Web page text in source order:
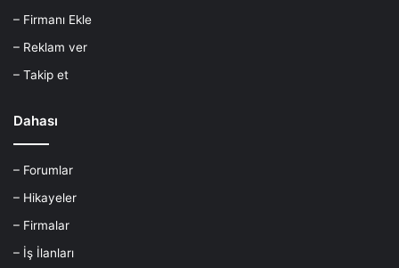
– Firmanı Ekle
– Reklam ver
– Takip et
Dahası
– Forumlar
– Hikayeler
– Firmalar
– İş İlanları